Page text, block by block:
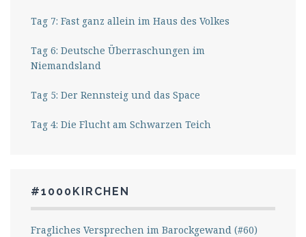
Tag 7: Fast ganz allein im Haus des Volkes
Tag 6: Deutsche Überraschungen im
Niemandsland
Tag 5: Der Rennsteig und das Space
Tag 4: Die Flucht am Schwarzen Teich
#1000KIRCHEN
Fragliches Versprechen im Barockgewand (#60)